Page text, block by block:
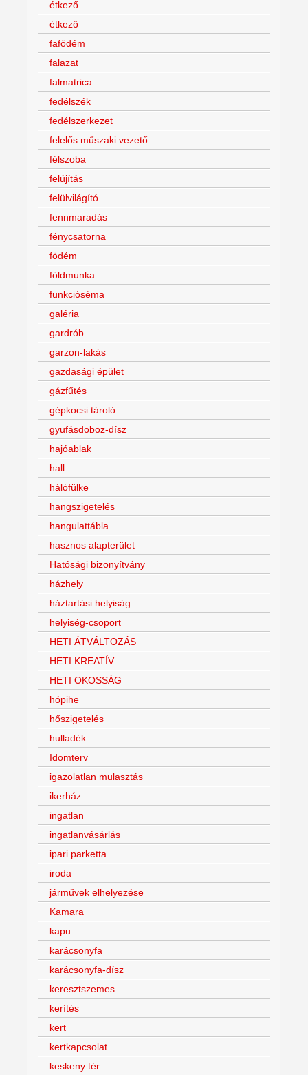
étkező
étkező
fafödém
falazat
falmatrica
fedélszék
fedélszerkezet
felelős műszaki vezető
félszoba
felújítás
felülvilágító
fennmaradás
fénycsatorna
födém
földmunka
funkcióséma
galéria
gardrób
garzon-lakás
gazdasági épület
gázfűtés
gépkocsi tároló
gyufásdoboz-dísz
hajóablak
hall
hálófülke
hangszigetelés
hangulattábla
hasznos alapterület
Hatósági bizonyítvány
házhely
háztartási helyiság
helyiség-csoport
HETI ÁTVÁLTOZÁS
HETI KREATÍV
HETI OKOSSÁG
hópihe
hőszigetelés
hulladék
Idomterv
igazolatlan mulasztás
ikerház
ingatlan
ingatlanvásárlás
ipari parketta
iroda
járművek elhelyezése
Kamara
kapu
karácsonyfa
karácsonyfa-dísz
keresztszemes
kerítés
kert
kertkapcsolat
keskeny tér